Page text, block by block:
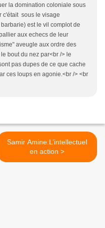
la domination coloniale sous
c'était sous le visage
est le vil complot de
aux echecs de leur
aveugle aux ordre des
bout du nez par<br /> le
pas dupes de ce que cache
ces loups en agonie.<br /> <br
Samir Amine:L’intellectuel
en action >